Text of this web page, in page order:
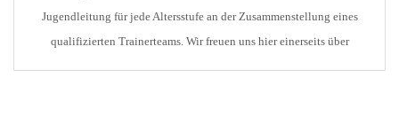
Jugendleitung für jede Altersstufe an der Zusammenstellung eines
qualifizierten Trainerteams. Wir freuen uns hier einerseits über